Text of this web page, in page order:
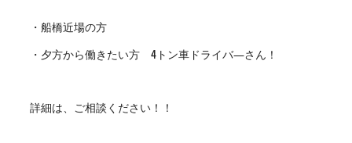
・船橋近場の方
・夕方から働きたい方 4トン車ドライバ―さん！
詳細は、ご相談ください！！